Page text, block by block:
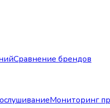
Сравнение брендов
Мониторинг